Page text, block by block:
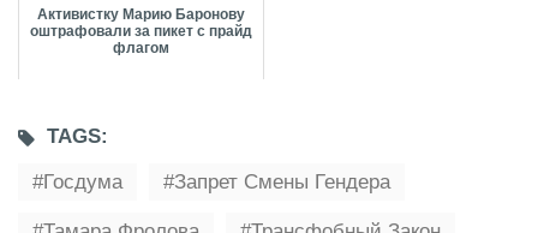
Активистку Марию Баронову
оштрафовали за пикет с прайд
флагом
TAGS:
Госдума
Запрет Смены Гендера